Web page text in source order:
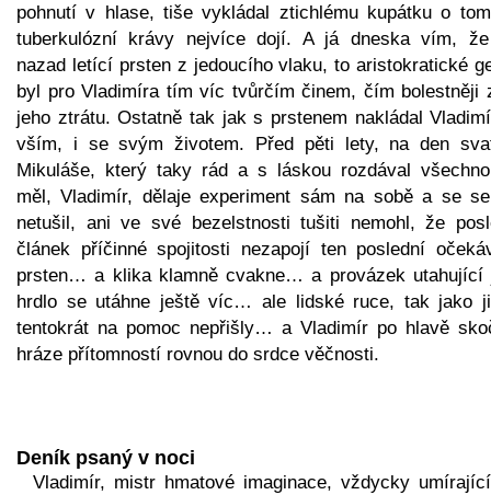
pohnutí v hlase, tiše vykládal ztichlému kupátku o
tuberkulózní krávy nejvíce dojí. A já dneska vím,
nazad letící prsten z jedoucího vlaku, to aristokratické
byl pro Vladimíra tím víc tvůrčím činem, čím bolestněji
jeho ztrátu. Ostatně tak jak s prstenem nakládal
vším, i se svým životem. Před pěti lety, na den
Mikuláše, který taky rád a s láskou rozdával
měl, Vladimír, dělaje experiment sám na sobě a se
netušil, ani ve své bezelstnosti tušiti nemohl, že
článek příčinné spojitosti nezapojí ten poslední
prsten… a klika klamně cvakne… a provázek utahující
hrdlo se utáhne ještě víc… ale lidské ruce, tak jako
tentokrát na pomoc nepřišly… a Vladimír po hlavě
hráze přítomností rovnou do srdce věčnosti.
Deník psaný v noci
Vladimír, mistr hmatové imaginace, vždycky